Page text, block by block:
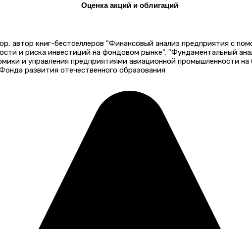
Оценка акций и облигаций
автор книг-бестселлеров "Финансовый анализ предприятия с
и риска инвестиций на фондовом рынке", "Фундаментальный
и управления предприятиями авиационной промышленности
развития отечественного образования